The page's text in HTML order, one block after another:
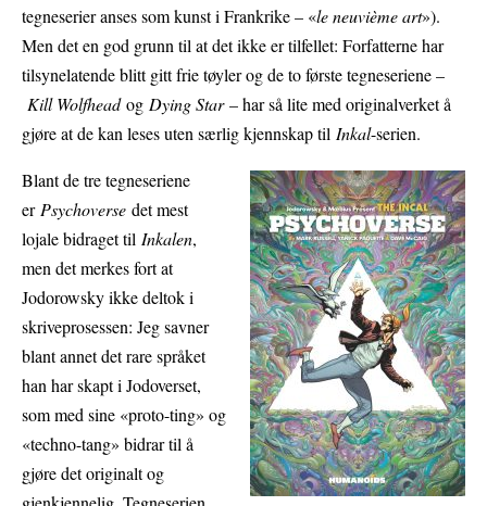
tegneserier anses som kunst i Frankrike – «le neuvième art»).
Men det en god grunn til at det ikke er tilfellet: Forfatterne har
tilsynelatende blitt gitt frie tøyler og de to første tegneseriene –
Kill Wolfheadog Dying Star– har så lite med originalverket å
gjøre at de kan leses uten særlig kjennskap til Inkal-serien.
Blant de tre tegneseriene
erPsychoverse det mest
lojale bidraget til Inkalen,
men det merkes fort at
Jodorowsky ikke deltok i
skriveprosessen: Jeg savner
blant annet det rare språket
han har skapt i Jodoverset,
som med sine «proto-ting» og
«techno-tang» bidrar til å
gjøre det originalt og